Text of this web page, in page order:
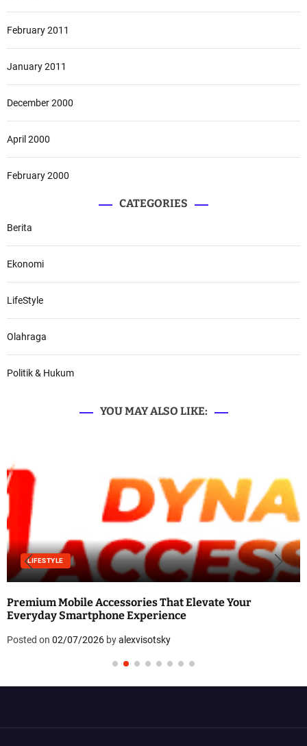
February 2011
January 2011
December 2000
April 2000
February 2000
CATEGORIES
Berita
Ekonomi
LifeStyle
Olahraga
Politik & Hukum
YOU MAY ALSO LIKE:
LIFESTYLE
Premium Mobile Accessories That Elevate Your
Everyday Smartphone Experience
Posted on 02/07/2026 byalexvisotsky